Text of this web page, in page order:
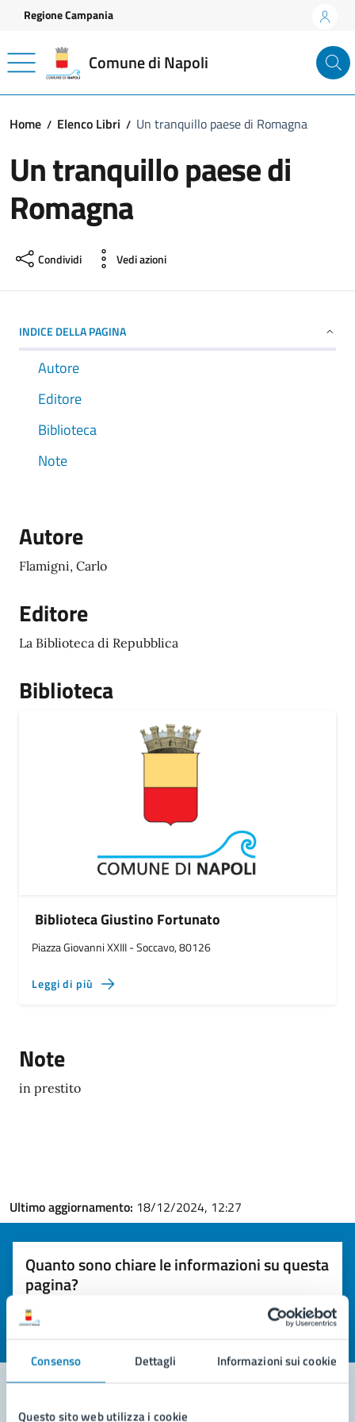
Consenso Dettagli Informazioni sui cookie
Questo sito web utilizza i cookie
Vai ai contenuti
Vai al footer
Regione Campania
Comune di Napoli
Home Elenco Libri Un tranquillo paese di Romagna
Un tranquillo paese di
Romagna
Condividi Vedi azioni
INDICE DELLA PAGINA
Autore
Editore
Biblioteca
Note
Autore
Flamigni, Carlo
Editore
La Biblioteca di Repubblica
Biblioteca
Biblioteca Giustino Fortunato
Piazza Giovanni XXIII - Soccavo, 80126
Leggi di più
Note
in prestito
Ultimo aggiornamento: 18/12/2024, 12:27
Quanto sono chiare le informazioni su questa
pagina?
Valuta la chiarezza delle informazioni (da 1 a 5 stelle)
Seleziona il numero di stelle per valutare la chiarezza delle